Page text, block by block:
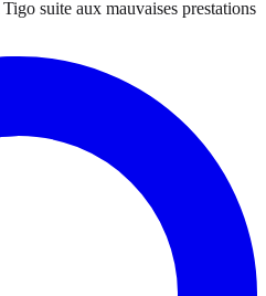
suite aux mauvaises prestations